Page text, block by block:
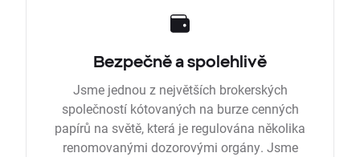
Bezpečně a spolehlivě
Jsme jednou z největších brokerských
společností kótovaných na burze cenných
papírů na světě, která je regulována několika
renomovanými dozorovými orgány. Jsme